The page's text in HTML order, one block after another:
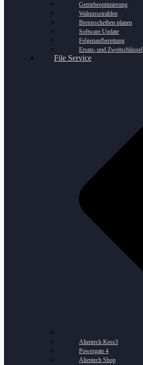
Getriebeoptimierung
Walnussstrahlen
Bremsscheiben planen
Software Update
Felgenaufbereitung
Ersatz- und Zweitschlüssel
File Service
Alientech Kess3
Powergate 4
Alientech Shop